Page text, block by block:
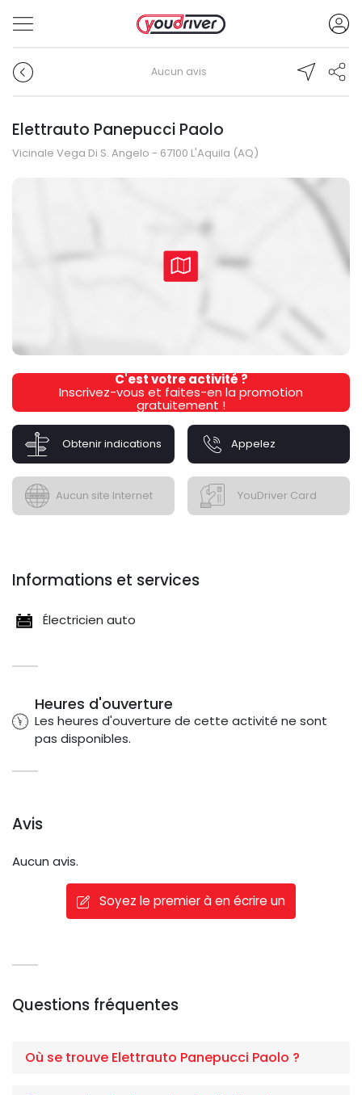
Aucun avis
Elettrauto Panepucci Paolo
Vicinale Vega Di S. Angelo - 67100 L'Aquila (AQ)
C'est votre activité ?
Inscrivez-vous et faites-en la promotion
gratuitement !
Obtenir indications Appelez
Aucun site Internet YouDriver Card
Informations et services
Électricien auto
Heures d'ouverture
Les heures d'ouverture de cette activité ne sont
pas disponibles.
Avis
Aucun avis.
Soyez le premier à en écrire un
Questions fréquentes
Où se trouve Elettrauto Panepucci Paolo ?